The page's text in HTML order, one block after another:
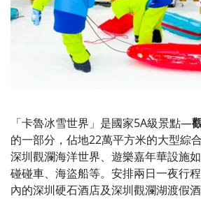
「卡魯冰雪世界」是國家5A級景點—
的一部分，佔地22萬平方米的大型綜
深圳觀瀾海洋世界、遊樂嘉年華設施如
碰碰車、海盜船等。安排兩日一夜行
內的深圳硬石酒店及深圳觀瀾湖渡假酒